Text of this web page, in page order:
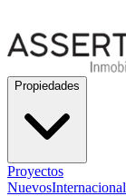
Propiedades
Proyectos
NuevosInternacional